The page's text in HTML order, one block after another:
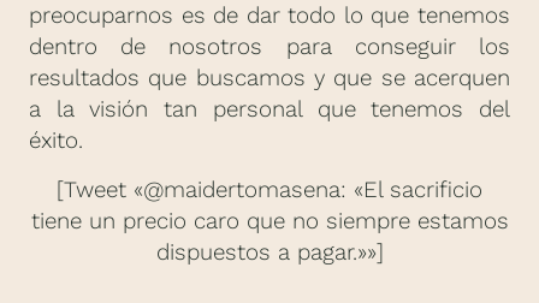
preocuparnos es de dar todo lo que tenemos
dentro de nosotros para conseguir los
resultados que buscamos y que se acerquen
a la visión tan personal que tenemos del
éxito.
[Tweet «@maidertomasena: «El sacrificio
tiene un precio caro que no siempre estamos
dispuestos a pagar.»»]